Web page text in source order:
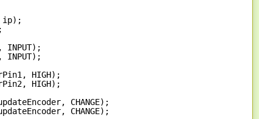
ip);
INPUT);
INPUT);
HIGH);
HIGH);
CHANGE);
CHANGE);